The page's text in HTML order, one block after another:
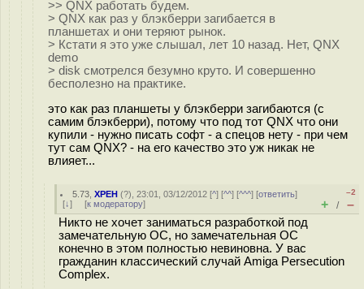
>> QNX работать будем.
> QNX как раз у блэкберри загибается в
планшетах и они теряют рынок.
> Кстати я это уже слышал, лет 10 назад. Нет, QNX
demo
> disk смотрелся безумно круто. И совершенно
бесполезно на практике.
это как раз планшеты у блэкберри загибаются (с
самим блэкберри), потому что под тот QNX что они
купили - нужно писать софт - а спецов нету - при чем
тут сам QNX? - на его качество это уж никак не
влияет...
5.73 ,XPEH (?), 23:01, 03/12/2012 [^] [^^] [^^^] [ответить]
[↓] [к модератору]
–2
+ / –
Никто не хочет заниматься разработкой под
замечательную ОС, но замечательная ОС
конечно в этом полностью невиновна. У вас
гражданин классический случай Amiga Persecution
Complex.